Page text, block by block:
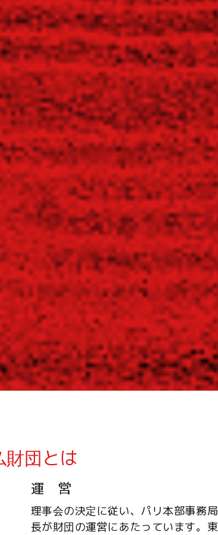
財団とは
運 営
理事会の決定に従い、パリ本部事務局
長が財団の運営にあたっています。東